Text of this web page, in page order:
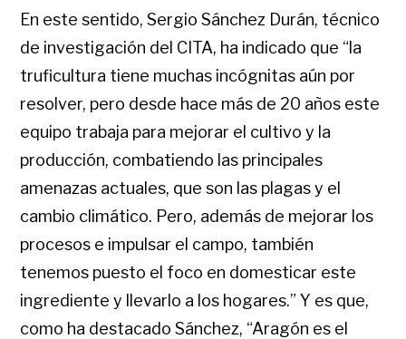
En este sentido, Sergio Sánchez Durán, técnico
de investigación del CITA, ha indicado que “la
truficultura tiene muchas incógnitas aún por
resolver, pero desde hace más de 20 años este
equipo trabaja para mejorar el cultivo y la
producción, combatiendo las principales
amenazas actuales, que son las plagas y el
cambio climático. Pero, además de mejorar los
procesos e impulsar el campo, también
tenemos puesto el foco en domesticar este
ingrediente y llevarlo a los hogares.” Y es que,
como ha destacado Sánchez, “Aragón es el